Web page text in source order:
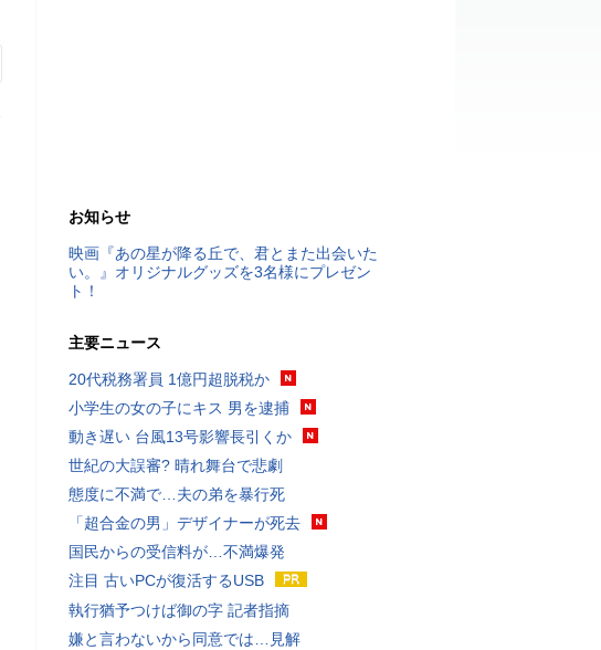
お知らせ
映画『あの星が降る丘で、君とまた出会いた
い。』オリジナルグッズを3名様にプレゼン
ト！
主要ニュース
20代税務署員 1億円超脱税か
小学生の女の子にキス 男を逮捕
動き遅い 台風13号影響長引くか
世紀の大誤審? 晴れ舞台で悲劇
態度に不満で…夫の弟を暴行死
「超合金の男」デザイナーが死去
国民からの受信料が…不満爆発
注目 古いPCが復活するUSB
執行猶予つけば御の字 記者指摘
嫌と言わないから同意では…見解